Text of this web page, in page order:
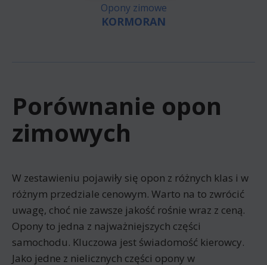
Opony zimowe
KORMORAN
Porównanie opon
zimowych
W zestawieniu pojawiły się opon z różnych klas i w
różnym przedziale cenowym. Warto na to zwrócić
uwagę, choć nie zawsze jakość rośnie wraz z ceną.
Opony to jedna z najważniejszych części
samochodu. Kluczowa jest świadomość kierowcy.
Jako jedne z nielicznych części opony w